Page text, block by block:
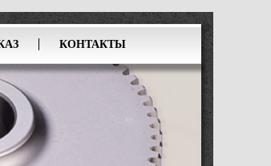
КОНТАКТЫ